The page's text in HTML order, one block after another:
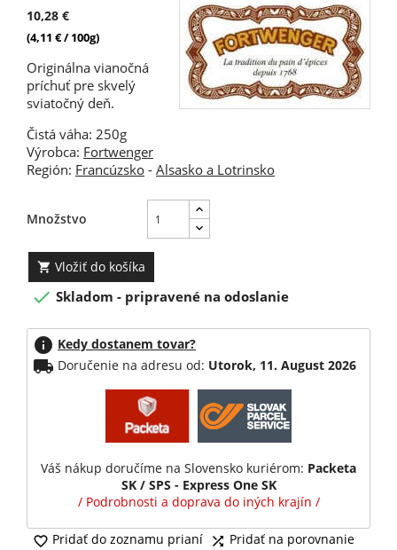
10,28 €
(4,11 € / 100g)
Originálna vianočná
príchuť pre skvelý
sviatočný deň.
Čistá váha: 250g
Výrobca: Fortwenger
Región: Francúzsko - Alsasko a Lotrinsko
Množstvo
 Vložiť do košíka
 Skladom - pripravené na odoslanie
info Kedy dostanem tovar?
local_shipping Doručenie na adresu od: Utorok, 11. August 2026
Váš nákup doručíme na Slovensko kuriérom: Packeta
SK / SPS - Express One SK
/ Podrobnosti a doprava do iných krajín /
 Pridať do zoznamu prianí  Pridať na porovnanie